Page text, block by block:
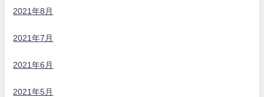
2021年8月
2021年7月
2021年6月
2021年5月